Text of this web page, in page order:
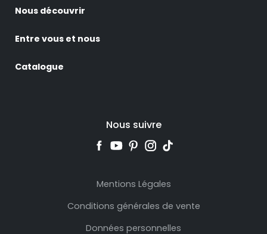
Nous découvrir
Entre vous et nous
Catalogue
Nous suivre
Mentions Légales
Conditions générales de vente
Données personnelles